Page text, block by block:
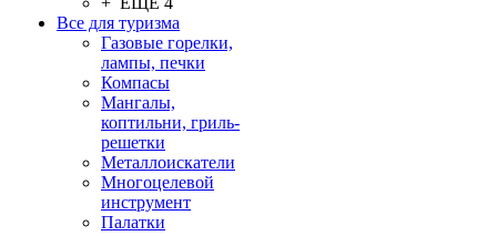
Все для туризма
Газовые горелки,
лампы, печки
Компасы
Мангалы,
коптильни, гриль-
решетки
Металлоискатели
Многоцелевой
инструмент
Палатки